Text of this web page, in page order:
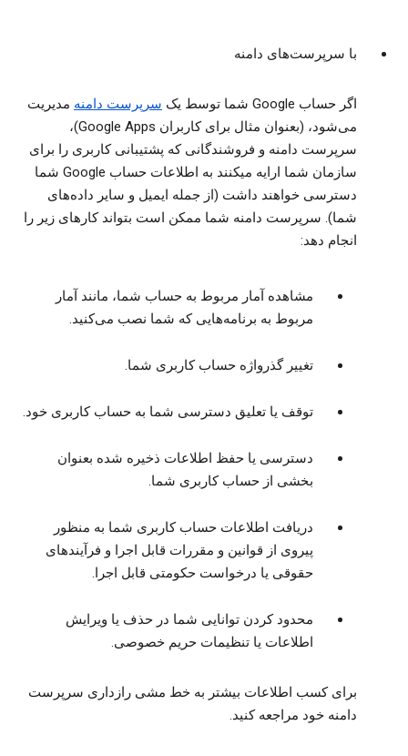
با سرپرست‌های دامنه
اگر حساب Google شما توسط یک سرپرست دامنه مدیریت
می‌شود، (بعنوان مثال برای کاربران Google Apps)،
سرپرست دامنه و فروشندگانی که پشتیبانی کاربری را برای
سازمان شما ارایه میکنند به اطلاعات حساب Google شما
دسترسی خواهند داشت (از جمله ایمیل و سایر داده‌های
شما). سرپرست دامنه شما ممکن است بتواند کارهای زیر را
انجام دهد:
مشاهده آمار مربوط به حساب شما، مانند آمار
مربوط به برنامه‌هایی که شما نصب می‌کنید.
تغییر گذرواژه حساب کاربری شما.
توقف یا تعلیق دسترسی شما به حساب کاربری خود.
دسترسی یا حفظ اطلاعات ذخیره شده بعنوان
بخشی از حساب کاربری شما.
دریافت اطلاعات حساب کاربری شما به منظور
پیروی از قوانین و مقررات قابل اجرا و فرآیندهای
حقوقی یا درخواست حکومتی قابل اجرا.
محدود کردن توانایی شما در حذف یا ویرایش
اطلاعات یا تنظیمات حریم خصوصی.
برای کسب اطلاعات بیشتر به خط مشی رازداری سرپرست
دامنه خود مراجعه کنید.